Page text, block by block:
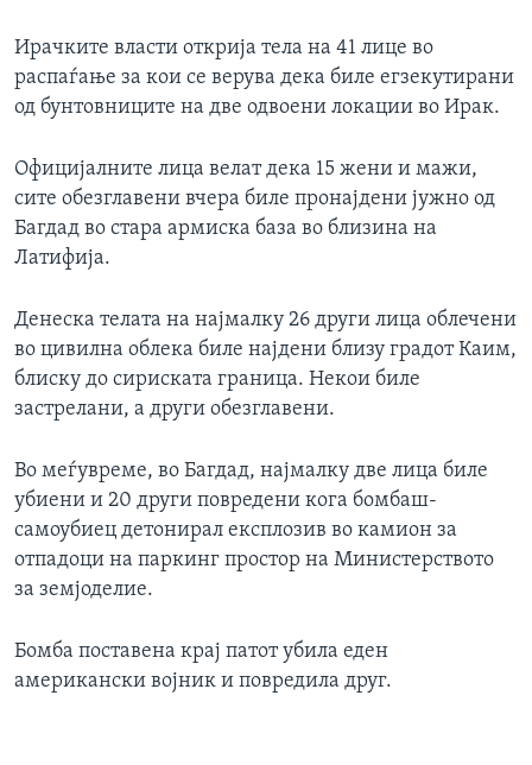
Ирачките власти открија тела на 41 лице во
распаѓање за кои се верува дека биле егзекутирани
од бунтовниците на две одвоени локации во Ирак.
Официјалните лица велат дека 15 жени и мажи,
сите обезглавени вчера биле пронајдени јужно од
Багдад во стара армиска база во близина на
Латифија.
Денеска телата на најмалку 26 други лица облечени
во цивилна облека биле најдени близу градот Каим,
блиску до сириската граница. Некои биле
застрелани, а други обезглавени.
Во меѓувреме, во Багдад, најмалку две лица биле
убиени и 20 други повредени кога бомбаш-
самоубиец детонирал експлозив во камион за
отпадоци на паркинг простор на Министерството
за земјоделие.
Бомба поставена крај патот убила еден
американски војник и повредила друг.